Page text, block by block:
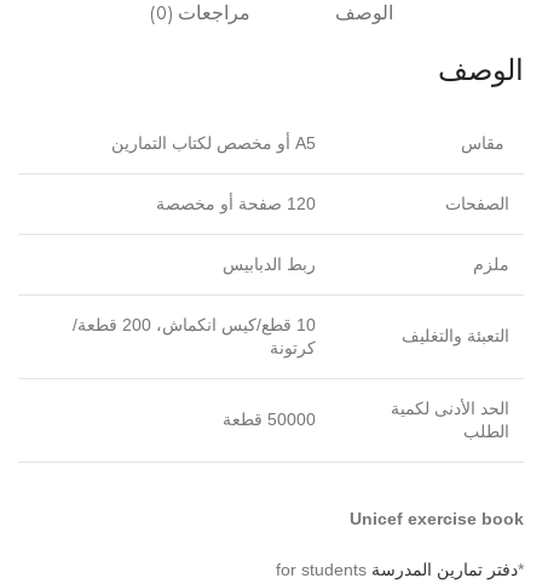
الوصف مراجعات (0)
الوصف
مقاس A5 أو مخصص لكتاب التمارين
الصفحات 120 صفحة أو مخصصة
ملزم ربط الدبابيس
التعبئة والتغليف
10 قطع/كيس انكماش، 200 قطعة/
كرتونة
الحد الأدنى لكمية
الطلب
50000 قطعة
Unicef exercise book
*دفتر تمارين المدرسة